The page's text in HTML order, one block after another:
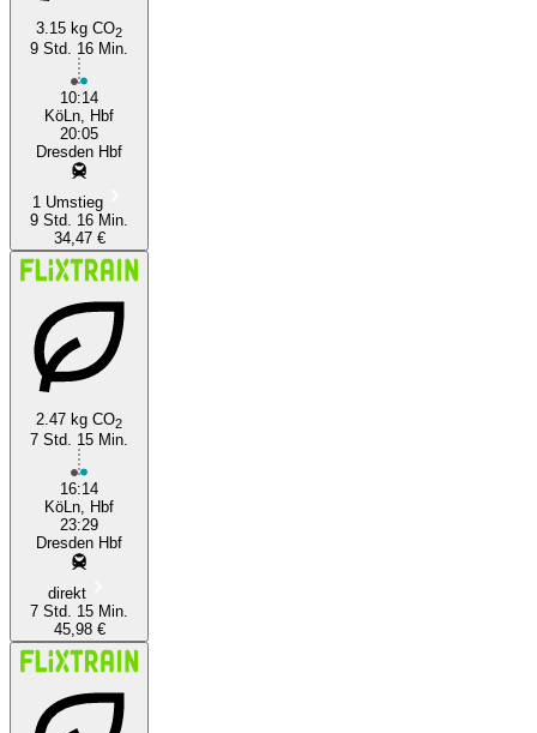
3.15 kg CO2
9 Std. 16 Min.
10:14
KöLn, Hbf
20:05
Dresden Hbf
1 Umstieg
9 Std. 16 Min.
34,47 €
2.47 kg CO2
7 Std. 15 Min.
16:14
KöLn, Hbf
23:29
Dresden Hbf
direkt
7 Std. 15 Min.
45,98 €